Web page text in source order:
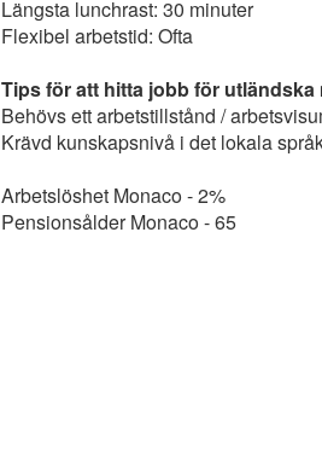
Längsta lunchrast: 30 minuter
Flexibel arbetstid: Ofta
Tips för att hitta jobb för utländska
Behövs ett arbetstillstånd /
Krävd kunskapsnivå i det lokala
Arbetslöshet Monaco - 2%
Pensionsålder Monaco - 65